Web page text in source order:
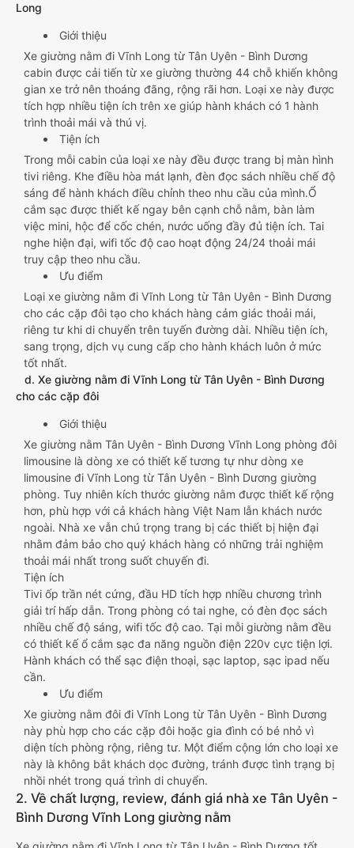
Long
Giới thiệu
Xe giường nằm đi Vĩnh Long từ Tân Uyên - Bình Dương
cabin được cải tiến từ xe giường thường 44 chỗ khiến không
gian xe trở nên thoáng đãng, rộng rãi hơn. Loại xe này được
tích hợp nhiều tiện ích trên xe giúp hành khách có 1 hành
trình thoải mái và thú vị.
Tiện ích
Trong mỗi cabin của loại xe này đều được trang bị màn hình
tivi riêng. Khe điều hòa mát lạnh, đèn đọc sách nhiều chế độ
sáng để hành khách điều chỉnh theo nhu cầu của mình.Ổ
cắm sạc được thiết kế ngay bên cạnh chỗ nằm, bàn làm
việc mini, hộc để cốc chén, nước uống đầy đủ tiện ích. Tai
nghe hiện đại, wifi tốc độ cao hoạt động 24/24 thoải mái
truy cập theo nhu cầu.
Ưu điểm
Loại xe giường nằm đi Vĩnh Long từ Tân Uyên - Bình Dương
cho các cặp đôi tạo cho khách hàng cảm giác thoải mái,
riêng tư khi di chuyển trên tuyến đường dài. Nhiều tiện ích,
sang trọng, dịch vụ cung cấp cho hành khách luôn ở mức
tốt nhất.
d. Xe giường nằm đi Vĩnh Long từ Tân Uyên - Bình Dương
cho các cặp đôi
Giới thiệu
Xe giường nằm Tân Uyên - Bình Dương Vĩnh Long phòng đôi
limousine là dòng xe có thiết kế tương tự như dòng xe
limousine đi Vĩnh Long từ Tân Uyên - Bình Dương giường
phòng. Tuy nhiên kích thước giường nằm được thiết kế rộng
hơn, phù hợp với cả khách hàng Việt Nam lẫn khách nước
ngoài. Nhà xe vẫn chú trọng trang bị các thiết bị hiện đại
nhằm đảm bảo cho quý khách hàng có những trải nghiệm
thoải mái nhất trong suốt chuyến đi.
Tiện ích
Tivi ốp trần nét cứng, đầu HD tích hợp nhiều chương trình
giải trí hấp dẫn. Trong phòng có tai nghe, có đèn đọc sách
nhiều chế độ sáng, wifi tốc độ cao. Tại mỗi giường nằm đều
có thiết kế ổ cắm sạc đa năng nguồn điện 220v cực tiện lợi.
Hành khách có thể sạc điện thoại, sạc laptop, sạc ipad nếu
cần.
Ưu điểm
Xe giường nằm đôi đi Vĩnh Long từ Tân Uyên - Bình Dương
này phù hợp cho các cặp đôi hoặc gia đình có bé nhỏ vì
diện tích phòng rộng, riêng tư. Một điểm cộng lớn cho loại xe
này là không bắt khách dọc đường, tránh được tình trạng bị
nhồi nhét trong quá trình di chuyển.
2. Về chất lượng, review, đánh giá nhà xe Tân Uyên -
Bình Dương Vĩnh Long giường nằm